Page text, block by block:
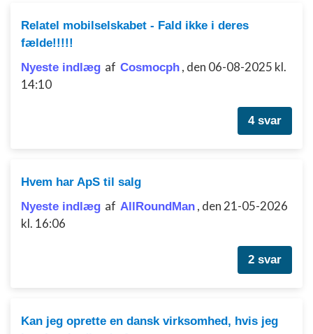
Relatel mobilselskabet - Fald ikke i deres
fælde!!!!!
Nyeste indlæg af Cosmocph , den 06-08-2025 kl.
14:10
4 svar
Hvem har ApS til salg
Nyeste indlæg af AllRoundMan , den 21-05-2026
kl. 16:06
2 svar
Kan jeg oprette en dansk virksomhed, hvis jeg